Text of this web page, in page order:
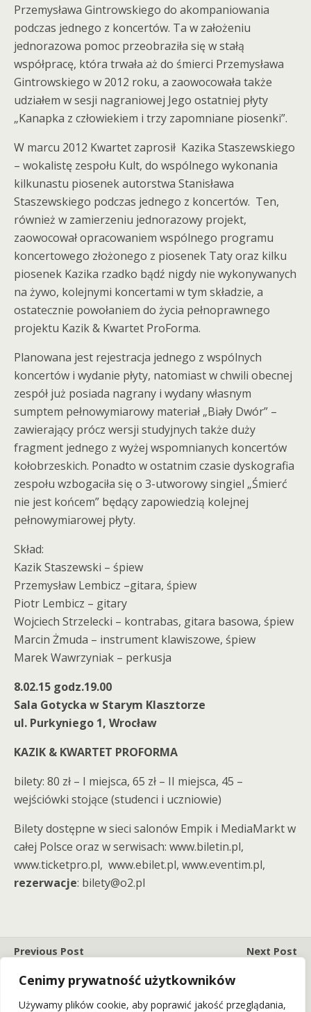
Cenimy prywatność użytkowników
Używamy plików cookie, aby poprawić jakość przeglądania,
Przemysława Gintrowskiego do akompaniowania
podczas jednego z koncertów. Ta w założeniu
jednorazowa pomoc przeobraziła się w stałą
współpracę, która trwała aż do śmierci Przemysława
Gintrowskiego w 2012 roku, a zaowocowała także
udziałem w sesji nagraniowej Jego ostatniej płyty
„Kanapka z człowiekiem i trzy zapomniane piosenki”.
W marcu 2012 Kwartet zaprosił Kazika Staszewskiego
– wokalistę zespołu Kult, do wspólnego wykonania
kilkunastu piosenek autorstwa Stanisława
Staszewskiego podczas jednego z koncertów. Ten,
również w zamierzeniu jednorazowy projekt,
zaowocował opracowaniem wspólnego programu
koncertowego złożonego z piosenek Taty oraz kilku
piosenek Kazika rzadko bądź nigdy nie wykonywanych
na żywo, kolejnymi koncertami w tym składzie, a
ostatecznie powołaniem do życia pełnoprawnego
projektu Kazik & Kwartet ProForma.
Planowana jest rejestracja jednego z wspólnych
koncertów i wydanie płyty, natomiast w chwili obecnej
zespół już posiada nagrany i wydany własnym
sumptem pełnowymiarowy materiał „Biały Dwór” –
zawierający prócz wersji studyjnych także duży
fragment jednego z wyżej wspomnianych koncertów
kołobrzeskich. Ponadto w ostatnim czasie dyskografia
zespołu wzbogaciła się o 3-utworowy singiel „Śmierć
nie jest końcem” będący zapowiedzią kolejnej
pełnowymiarowej płyty.
Skład:
Kazik Staszewski – śpiew
Przemysław Lembicz –gitara, śpiew
Piotr Lembicz – gitary
Wojciech Strzelecki – kontrabas, gitara basowa, śpiew
Marcin Żmuda – instrument klawiszowe, śpiew
Marek Wawrzyniak – perkusja
8.02.15 godz.19.00
Sala Gotycka w Starym Klasztorze
ul. Purkyniego 1, Wrocław
KAZIK & KWARTET PROFORMA
bilety: 80 zł – I miejsca, 65 zł – II miejsca, 45 –
wejściówki stojące (studenci i uczniowie)
Bilety dostępne w sieci salonów Empik i MediaMarkt w
całej Polsce oraz w serwisach: www.biletin.pl,
www.ticketpro.pl, www.ebilet.pl, www.eventim.pl,
rezerwacje: bilety@o2.pl
Previous Post
Klubowy Koncert W Eterze!
Next Post
W Styczniu W Starym